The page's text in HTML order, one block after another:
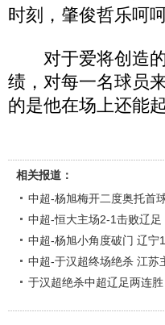
时刻，肇俊哲乐呵
对于爱将创造的
绩，对每一名球员
的是他在场上还能
相关报道：
中超-杨旭梅开二度奥托首
中超-恒大主场2-1击败辽
中超-杨旭小角度破门 辽宁
中超-于汉超终场绝杀 江苏
于汉超绝杀中超辽足两连